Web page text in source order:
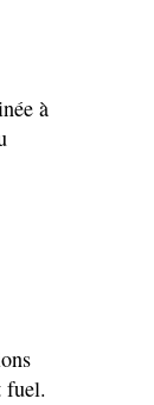
à
fuel.